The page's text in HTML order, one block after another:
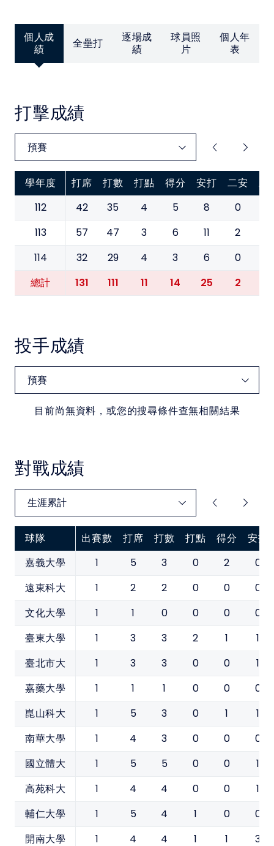
中華民國大專院校體育總會
個人成
績
全壘打
逐場成
績
球員照
片
個人年
表
打擊成績
學年度 打席 打數 打點 得分 安打 二安 三
112 42 35 4 5 8 0
113
57 47 3 6 11 2
114
32 29 4 3 6 0
總計 131 111 11 14 25 2
投手成績
目前尚無資料，或您的搜尋條件查無相關結果
對戰成績
球隊 出賽數 打席 打數 打點 得分
安打
嘉義大學
1 5 3 0 2 0
遠東科大 1 2 2 0 0 0
文化大學 1 1 0 0 0 0
臺東大學 1 3 3 2 1 1
臺北市大 1 3 3 0 0 1
嘉藥大學 1 1 1 0 0 0
崑山科大 1 5 3 0 1 1
南華大學 1 4 3 0 0 0
國立體大 1 5 5 0 0 1
高苑科大 1 4 4 0 0 1
輔仁大學 1 5 4 1 0 0
開南大學 1 4 4 1 1 3